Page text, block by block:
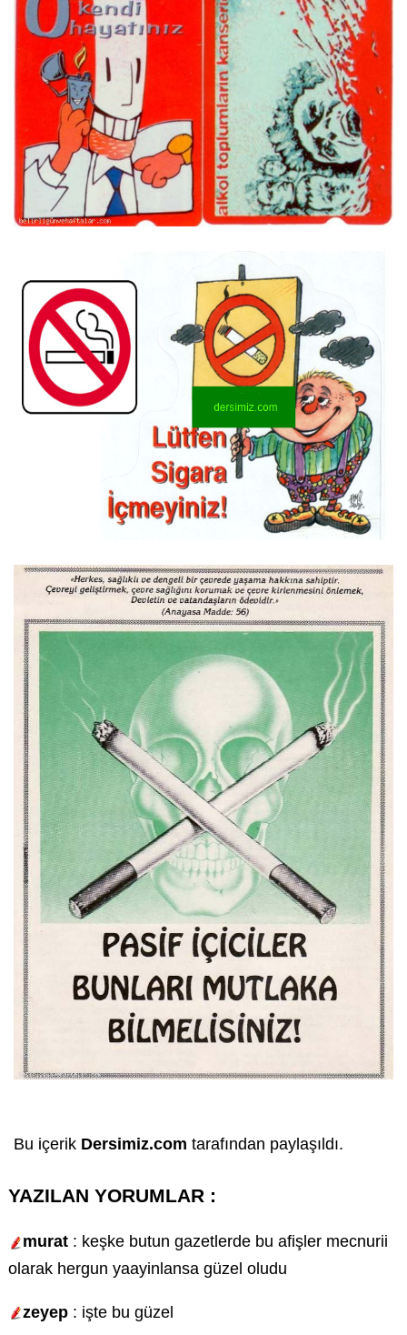
Bu içerik Dersimiz.com tarafından paylaşıldı.
YAZILAN YORUMLAR :
murat: keşke butun gazetlerde bu afişler mecnurii
olarak hergun yaayinlansa güzel oludu
zeyep: işte bu güzel